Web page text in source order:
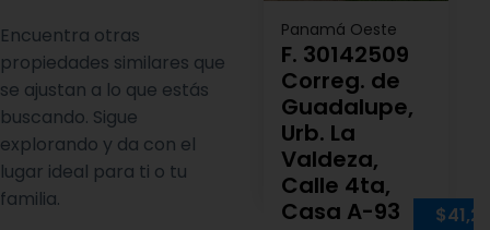
Encuentra otras
propiedades similares que
se ajustan a lo que estás
buscando. Sigue
explorando y da con el
lugar ideal para ti o tu
familia.
Panamá Oeste
F. 30142509
Correg. de
Guadalupe,
Urb. La
Valdeza,
Calle 4ta,
Casa A-93